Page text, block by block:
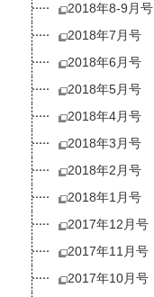
2018年8-9月号
2018年7月号
2018年6月号
2018年5月号
2018年4月号
2018年3月号
2018年2月号
2018年1月号
2017年12月号
2017年11月号
2017年10月号